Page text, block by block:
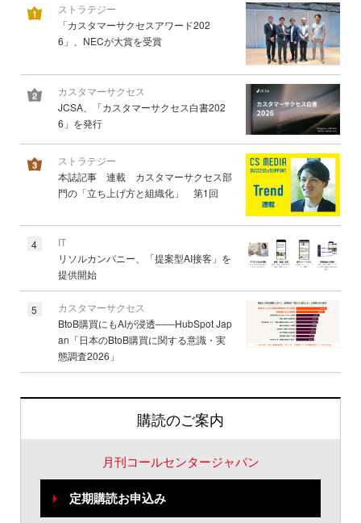
ストラテジー
「カスタマーサクセスアワード202
6」、NECが大賞を受賞
カスタマーサクセス
JCSA、「カスタマーサクセス白書202
6」を発行
ストラテジー
本誌記事 連載 カスタマーサクセス部
門の「立ち上げ方と組織化」 第1回
4
IT
リソルカンパニー、「提案型AI接客」を
提供開始
5
カスタマーサクセス
BtoB購買にもAIが浸透――HubSpot Jap
an「日本のBtoB購買に関する意識・実
態調査2026」
購読のご案内
月刊コールセンタージャパン
定期購読お申込み